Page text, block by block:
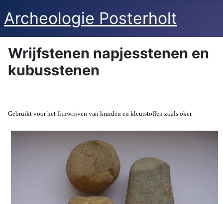
Archeologie Posterholt
Wrijfstenen napjesstenen en
kubusstenen
Gebruikt voor het fijnwrijven van kruiden en kleurstoffen zoals oker.